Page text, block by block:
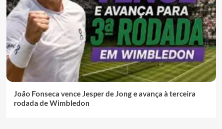
João Fonseca vence Jesper de Jong e avança à terceira
rodada de Wimbledon